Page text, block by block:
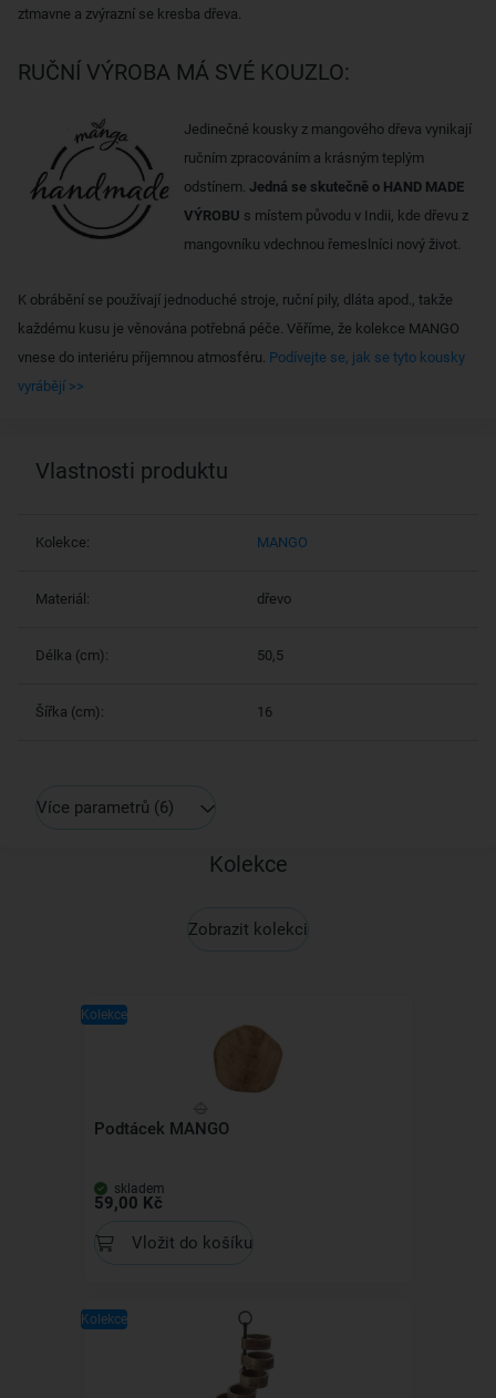
ztmavne a zvýrazní se kresba dřeva.
RUČNÍ VÝROBA MÁ SVÉ KOUZLO:
Jedinečné kousky z mangového dřeva vynikají
ručním zpracováním a krásným teplým
odstínem. Jedná se skutečně o HAND MADE
VÝROBU s místem původu v Indii, kde dřevu z
mangovníku vdechnou řemeslníci nový život.
K obrábění se používají jednoduché stroje, ruční pily, dláta apod., takže
každému kusu je věnována potřebná péče. Věříme, že kolekce MANGO
vnese do interiéru příjemnou atmosféru. Podívejte se, jak se tyto kousky
vyrábějí >>
Vlastnosti produktu
Kolekce: MANGO
Materiál: dřevo
Délka (cm): 50,5
Šířka (cm): 16
Více parametrů (6)
Kolekce
Zobrazit kolekci
Kolekce
Podtácek MANGO
skladem
59,00 Kč
Vložit do košíku
Kolekce